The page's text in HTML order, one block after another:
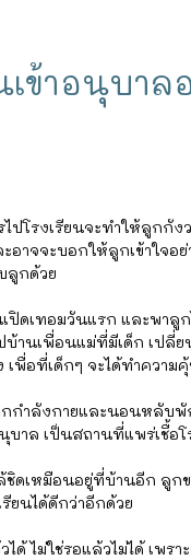
ข้าอนุบาล
โรงเรียนจะทำให้ลูกกั
จะบอกให้ลูกเข้าใจอย่า
ลูกด้วย
ดเทอมวันแรก และพาลู
านเพื่อนแม่ที่มีเด็ก เปลี่
พื่อที่เด็กๆ จะได้ทำควา
กำลังกายและนอนหลับ
าล เป็นสถานที่แพร่เชื้อโ
ชิดเหมือนอยู่ที่บ้านอีก ลูก
ยนได้ดีกว่าอีกด้วย
ไม่ใช่รอแล้วไม่ได้ เพร